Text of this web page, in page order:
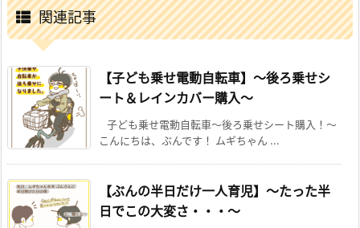
関連記事
【子ども乗せ電動自転車】～後ろ乗せシ
ート＆レインカバー購入～
子ども乗せ電動自転車～後ろ乗せシート購入！～
こんにちは、ぶんです！ ムギちゃん ...
【ぶんの半日だけ一人育児】～たった半
日でこの大変さ・・・～